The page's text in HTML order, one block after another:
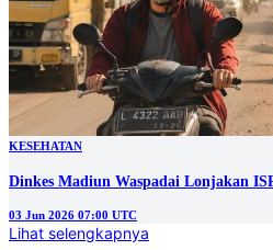
KESEHATAN
Dinkes Madiun Waspadai Lonjakan
03 Jun 2026 07:00 UTC
Lihat selengkapnya